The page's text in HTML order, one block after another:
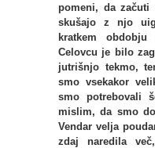
pomeni, da
skušajo z njo
kratkem
Celovcu je bilo
jutrišnjo tekmo,
smo vsekakor
smo potrebovali
mislim, da smo
Vendar velja
zdaj naredila